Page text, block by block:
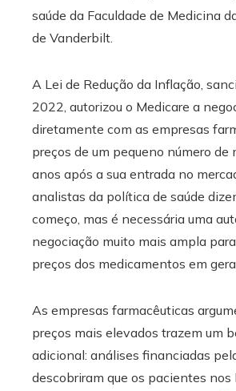
saúde da Faculdade de Medicina
de Vanderbilt.
A Lei de Redução da Inflação,
2022, autorizou o Medicare a
diretamente com as empresas
preços de um pequeno número de
anos após a sua entrada no
analistas da política de saúde
começo, mas é necessária uma
negociação muito mais ampla
preços dos medicamentos em
As empresas farmacêuticas
preços mais elevados trazem um
adicional: análises financiadas
descobriram que os pacientes nos